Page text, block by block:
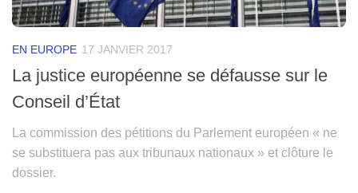
EN EUROPE 17 JANVIER 2017
La justice européenne se défausse sur le
Conseil d’État
La commission des pétitions du Parlement européen « ne
se substituera pas aux tribunaux nationaux » et clôture le
dossier.